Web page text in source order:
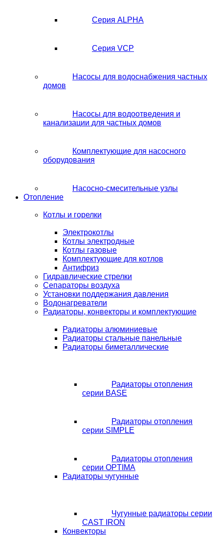
Серия ALPHA
Серия VCP
Насосы для водоснабжения частных
домов
Насосы для водоотведения и
канализации для частных домов
Комплектующие для насосного
оборудования
Насосно-смесительные узлы
Отопление
Котлы и горелки
Электрокотлы
Котлы электродные
Котлы газовые
Комплектующие для котлов
Антифриз
Гидравлические стрелки
Сепараторы воздуха
Установки поддержания давления
Водонагреватели
Радиаторы, конвекторы и комплектующие
Радиаторы алюминиевые
Радиаторы стальные панельные
Радиаторы биметаллические
Радиаторы отопления
серии BASE
Радиаторы отопления
серии SIMPLE
Радиаторы отопления
серии OPTIMA
Радиаторы чугунные
Чугунные радиаторы серии
CAST IRON
Конвекторы